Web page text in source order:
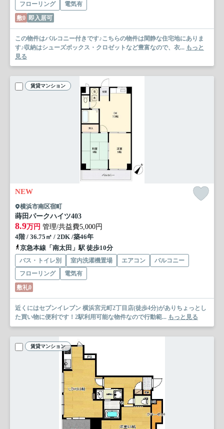
フローリング
電気有
敷0 即入居可
この物件はバルコニー付きです♪こちらの物件は閑静な住宅地にありま
す♪収納はシューズボックス・クロゼットなど豊富なので、衣... もっと
見る
賃貸マンション
NEW
横浜市南区宿町
蒔田パークハイツ403
8.9万円 管理/共益費5,000円
4階 / 36.75㎡ / 2DK /築46年
京急本線「南太田」駅 徒歩10分
バス・トイレ別 室内洗濯機置場 エアコン
バルコニー
フローリング
電気有
敷礼0
近くにはセブンイレブン 横浜宮元町2丁目店(徒歩4分)がありちょっとし
た買い物に便利です！2駅利用可能な物件なので行動範... もっと見る
賃貸マンション